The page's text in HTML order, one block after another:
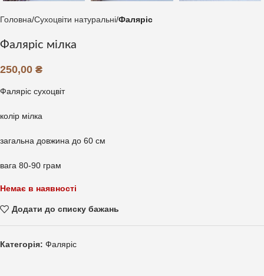
Головна Сухоцвіти натуральні Фаляріс
Фаляріс мілка
250,00 ₴
Фаляріс сухоцвіт
колір мілка
загальна довжина до 60 см
вага 80-90 грам
Немає в наявності
Додати до списку бажань
Категорія: Фаляріс